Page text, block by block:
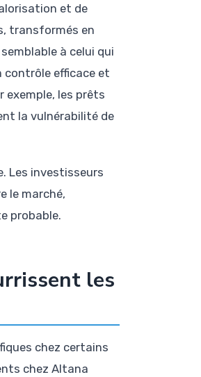
et de
transformés en
à celui qui
contrôle efficace et
exemple, les prêts
la vulnérabilité de
Les investisseurs
le marché,
probable.
les
chez certains
chez Altana